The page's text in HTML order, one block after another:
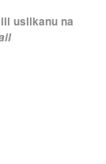
uslikanu na